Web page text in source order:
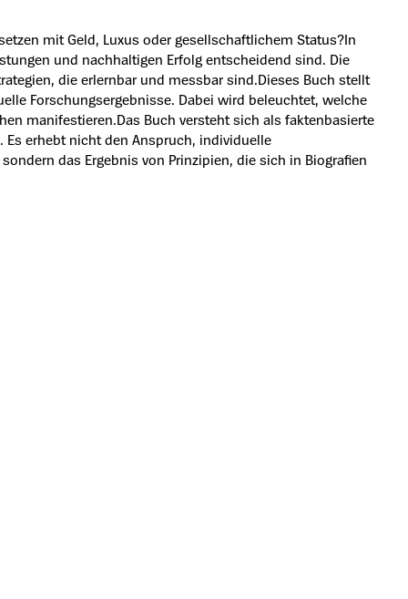
mit Geld, Luxus oder gesellschaftlichem Status?In
und nachhaltigen Erfolg entscheidend sind. Die
die erlernbar und messbar sind.Dieses Buch stellt
Forschungsergebnisse. Dabei wird beleuchtet, welche
manifestieren.Das Buch versteht sich als faktenbasierte
erhebt nicht den Anspruch, individuelle
das Ergebnis von Prinzipien, die sich in Biografien